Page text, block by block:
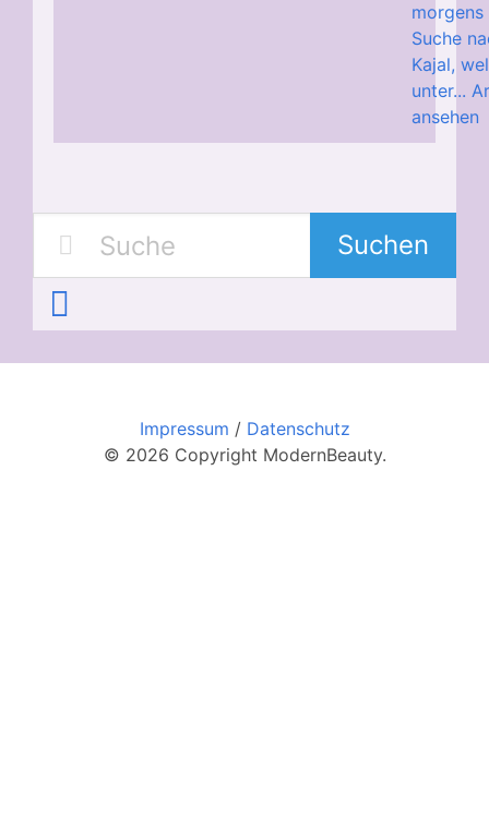
Suche
Kajal,
unter...
ansehen
Suchen
Impressum / Datenschutz
© 2026 Copyright ModernBeauty.